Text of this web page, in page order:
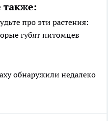
также:
про эти растения:
губят питомцев
обнаружили недалеко